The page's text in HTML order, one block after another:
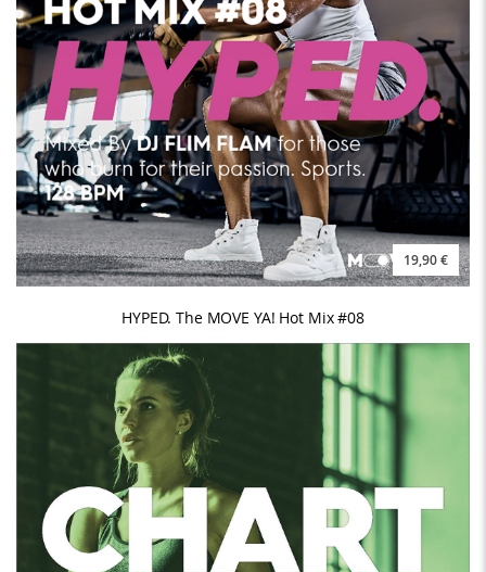
19,90 €
HYPED. The MOVE YA! Hot Mix #08